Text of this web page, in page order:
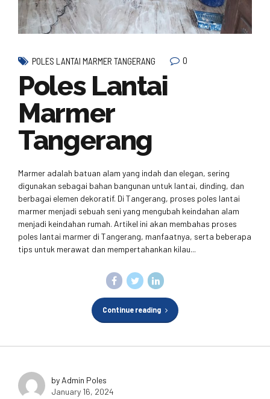
POLES LANTAI MARMER TANGERANG 0
Poles Lantai
Marmer
Tangerang
Marmer adalah batuan alam yang indah dan elegan, sering
digunakan sebagai bahan bangunan untuk lantai, dinding, dan
berbagai elemen dekoratif. Di Tangerang, proses poles lantai
marmer menjadi sebuah seni yang mengubah keindahan alam
menjadi keindahan rumah. Artikel ini akan membahas proses
poles lantai marmer di Tangerang, manfaatnya, serta beberapa
tips untuk merawat dan mempertahankan kilau...
Continue reading
by Admin Poles
January 16, 2024